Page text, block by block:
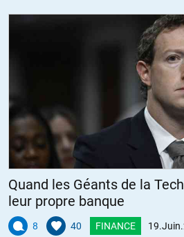
Quand les Géants de la
leur propre banque
8 40 FINANCE